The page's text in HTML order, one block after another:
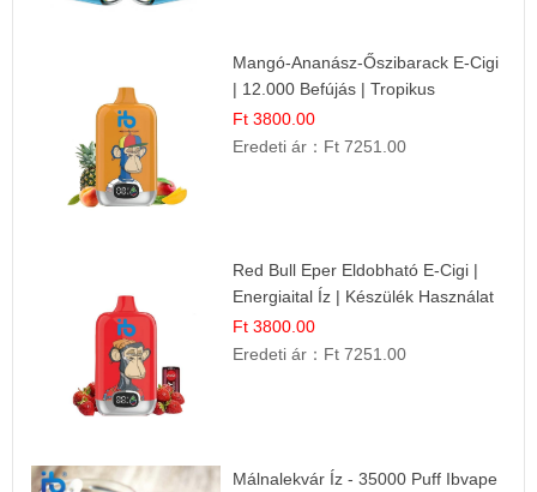
Mangó-Ananász-Őszibarack E-Cigi
| 12.000 Befújás | Tropikus
Gyümölcs Íz
Ft 3800.00
Eredeti ár： Ft 7251.00
Red Bull Eper Eldobható E-Cigi |
Energiaital Íz | Készülék Használat
Ft 3800.00
Eredeti ár： Ft 7251.00
Málnalekvár Íz - 35000 Puff Ibvape